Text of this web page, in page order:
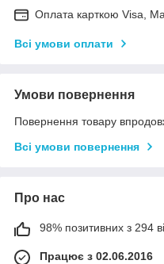
Оплата карткою Visa,
Всі умови оплати
Умови повернення
Повернення товару
Всі умови повернення
Про нас
98% позитивних з 294
Працює з 02.06.2016